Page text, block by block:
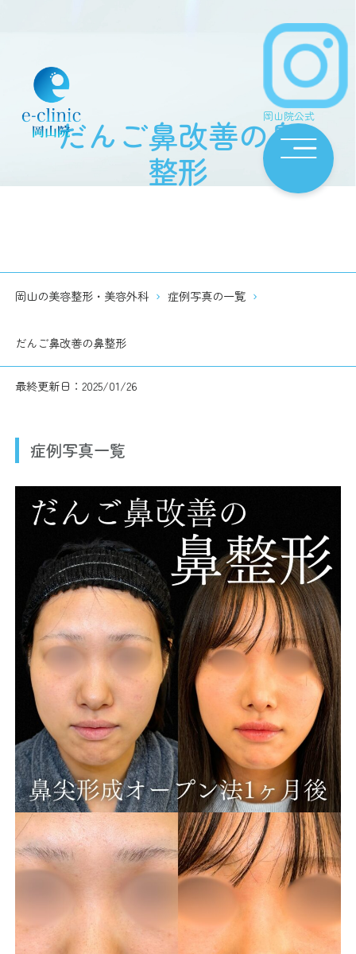
岡山院公式
だんご鼻改善の鼻
整形
岡山の美容整形・美容外科 症例写真の一覧
だんご鼻改善の鼻整形
最終更新日：2025/01/26
症例写真一覧